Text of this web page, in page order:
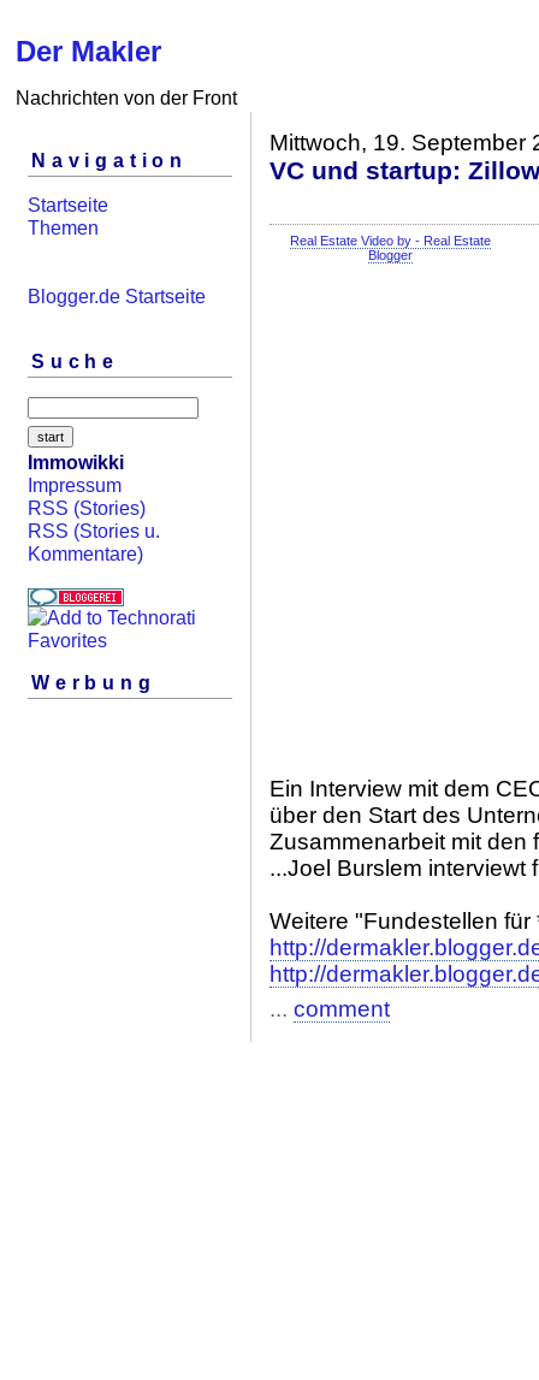
Der Makler
Nachrichten von der Front
Navigation
Startseite
Themen
Blogger.de Startseite
Suche
Immowikki
Impressum
RSS (Stories)
RSS (Stories u.
Kommentare)
Werbung
Mittwoch, 19. September
VC und startup: Zillow
Real Estate Video by - Real Estate
Blogger
Ein Interview mit dem
über den Start des
Zusammenarbeit mit den
...Joel Burslem interviewt
Weitere "Fundestellen für
http://
http://
... comment